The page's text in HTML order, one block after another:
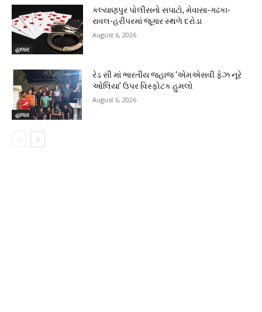
હાલાર
કલ્યાણપુર પોલીસનો સપાટો, મેવાસા-ગઢકા-
રાવલ-હરીપરમાં જૂગાર સ્થળે દરોડા
August 6, 2026
હાલાર
રેડ સી માં ભારતીય જહાજ ‘એમએસવી ફેઝ નૂરે
ઓલિયા’ ઉપર વિસ્ફોટક હુમલો
August 6, 2026